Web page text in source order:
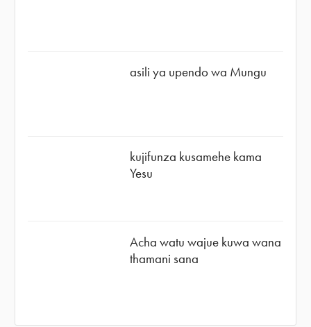
asili ya upendo wa Mungu
kujifunza kusamehe kama
Yesu
Acha watu wajue kuwa wana
thamani sana